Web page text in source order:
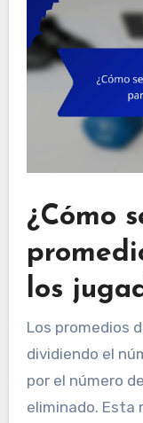
¿Cómo
los
Los promedios
dividiendo el
por el número
eliminado. Esta